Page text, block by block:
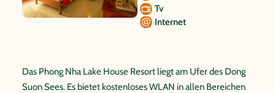
Tv
Internet
Das Phong Nha Lake House Resort liegt am Ufer des Dong
Suon Sees. Es bietet kostenloses WLAN in allen Bereichen